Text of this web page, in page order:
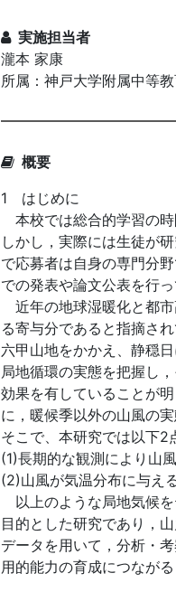
実施担当者
瀧本 家康
所属：神戸大学附属中等
概要
1 はじめに
本校では総合的学習の時
しかし，実際には生徒が
で応募者は自身の専門分
での発表や論文公表を行っ
近年の地球湿暖化と都
る寄与分であると指摘さ
六甲山地をかかえ、静穏
局地循環の実態を把握し
効果を有していることが
に，暖候季以外の山風の
そこで、本研究では以下2
(1)長期的な観測により山
(2)山風が気温分布に与え
以上のような局地気候
目的とした研究であり，
データを用いて，分析・
用的能力の育成につながる